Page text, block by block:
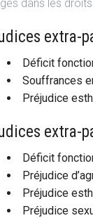
dans les
extra-
Déficit
Souffrances
Préjudice
extra-
Déficit
Préjudice
Préjudice
Préjudice